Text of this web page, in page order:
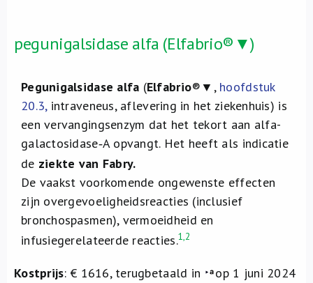
pegunigalsidase alfa (Elfabrio®▼)
Pegunigalsidase alfa (Elfabrio®▼, hoofdstuk
20.3,intraveneus, aflevering in het ziekenhuis) is
een vervangingsenzym dat het tekort aan alfa-
galactosidase‑A opvangt. Het heeft als indicatie
de ziekte van Fabry.
De vaakst voorkomende ongewenste effecten
zijn overgevoeligheidsreacties (inclusief
bronchospasmen), vermoeidheid en
infusiegerelateerde reacties.1,2
Kostprijs: € 1616, terugbetaald in
op 1 juni 2024